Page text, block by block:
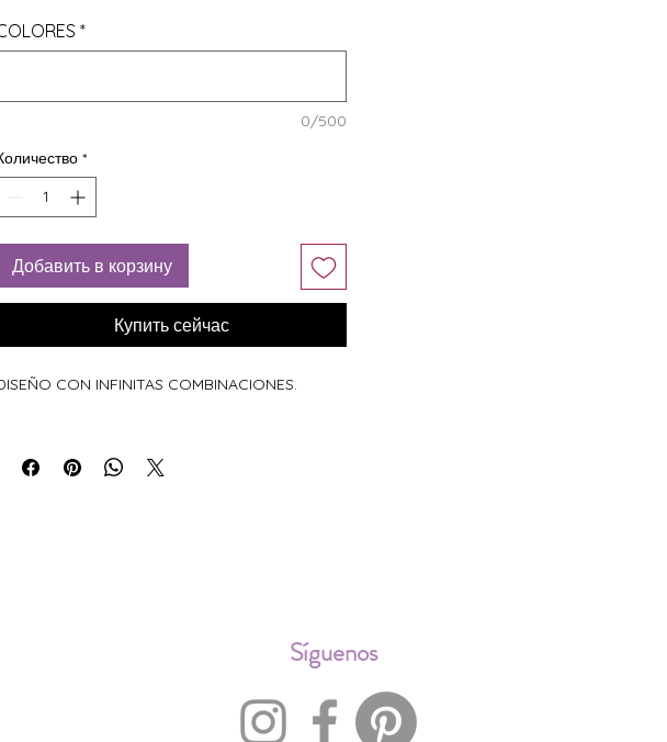
*
0/500
*
Добавить в корзину
Купить сейчас
CON INFINITAS COMBINACIONES.
Síguenos